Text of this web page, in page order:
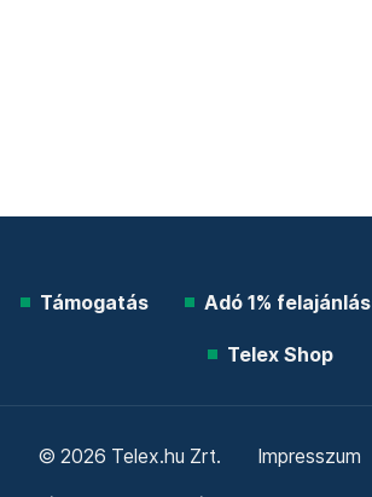
Támogatás Adó 1% felajánlás
Telex Shop
© 2026 Telex.hu Zrt. Impresszum